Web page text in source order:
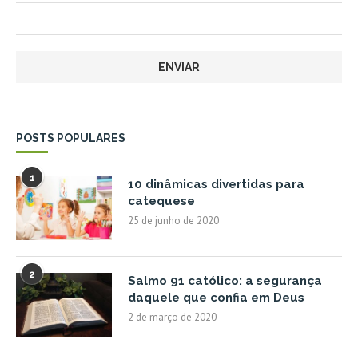
POSTS POPULARES
1
10 dinâmicas divertidas para
catequese
25 de junho de 2020
2
Salmo 91 católico: a segurança
daquele que confia em Deus
2 de março de 2020